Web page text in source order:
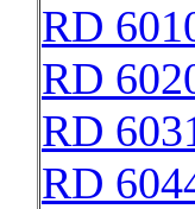
RD
RD
RD
RD